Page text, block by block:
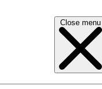
Close menu